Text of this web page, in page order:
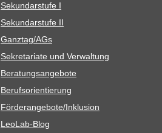
Sekun­dar­stufe I
Sekun­dar­stufe II
Ganztag/​​AGs
Sekre­ta­riate und Verwaltung
Bera­tungs­an­ge­bote
Berufs­ori­en­tie­rung
Förderangebote/​​Inklusion
Leo­Lab-Blog